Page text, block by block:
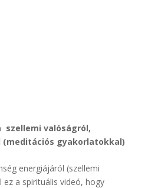
szellemi valóságról,
(meditációs gyakorlatokkal)
energiájáról (szellemi
ez a spirituális videó, hogy